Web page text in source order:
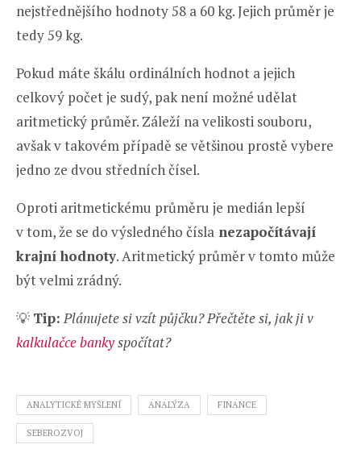
nejstřednějšího hodnoty 58 a 60 kg. Jejich průměr je
tedy 59 kg.
Pokud máte škálu ordinálních hodnot a jejich
celkový počet je sudý, pak není možné udělat
aritmetický průměr. Záleží na velikosti souboru,
avšak v takovém případě se většinou prostě vybere
jedno ze dvou středních čísel.
Oproti aritmetickému průměru je medián lepší
v tom, že se do výsledného čísla nezapočítávají
krajní hodnoty. Aritmetický průměr v tomto může
být velmi zrádný.
💡 Tip: Plánujete si vzít půjčku? Přečtěte si, jak ji v
kalkulačce bankyspočítat?
ANALYTICKÉ MYŠLENÍ ANALÝZA FINANCE
SEBEROZVOJ